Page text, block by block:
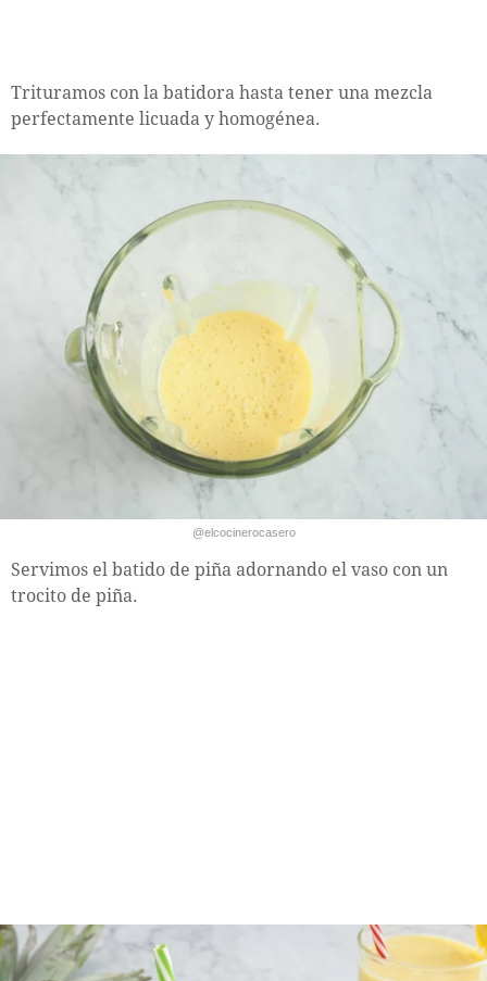
Trituramos con la batidora hasta tener una mezcla
perfectamente licuada y homogénea.
@elcocinerocasero
Servimos el batido de piña adornando el vaso con un
trocito de piña.